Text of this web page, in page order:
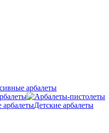
арбалеты
Детские арбалеты